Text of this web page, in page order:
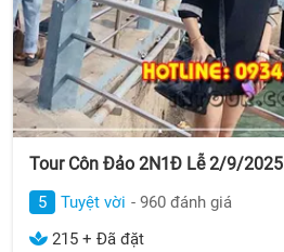
Tour Côn Đảo 2N1Đ Lễ 2/9/2025
5 Tuyệt vời - 960 đánh giá
215 + Đã đặt